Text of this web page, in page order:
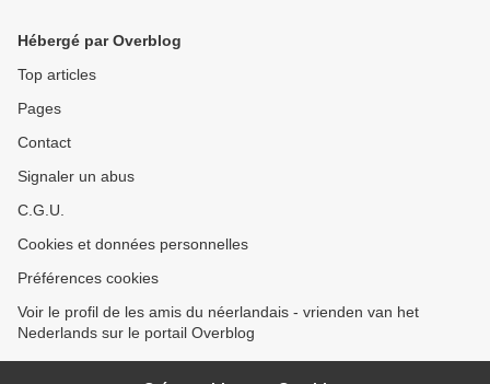
Hébergé par Overblog
Top articles
Pages
Contact
Signaler un abus
C.G.U.
Cookies et données personnelles
Préférences cookies
Voir le profil de les amis du néerlandais - vrienden van het
Nederlands sur le portail Overblog